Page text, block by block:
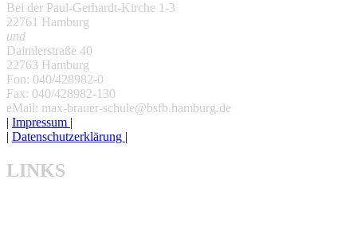
Bei der Paul-Gerhardt-Kirche 1-3
22761 Hamburg
und
Daimlerstraße 40
22763 Hamburg
Fon: 040/428982-0
Fax: 040/428982-130
eMail: max-brauer-schule@bsfb.hamburg.de
| Impressum |
| Datenschutzerklärung |
LINKS